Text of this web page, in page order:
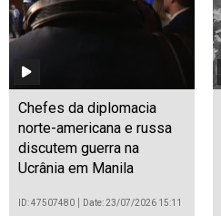
Chefes da diplomacia
norte-americana e russa
discutem guerra na
Ucrânia em Manila
ID: 47507480 Date: 23/07/2026 15:11